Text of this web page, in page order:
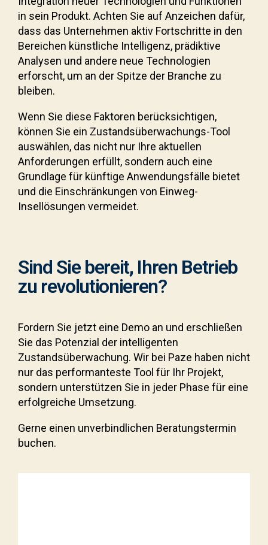
in sein Produkt. Achten Sie auf Anzeichen dafür,
dass das Unternehmen aktiv Fortschritte in den
Bereichen künstliche Intelligenz, prädiktive
Analysen und andere neue Technologien
erforscht, um an der Spitze der Branche zu
bleiben.
Wenn Sie diese Faktoren berücksichtigen,
können Sie ein Zustandsüberwachungs-Tool
auswählen, das nicht nur Ihre aktuellen
Anforderungen erfüllt, sondern auch eine
Grundlage für künftige Anwendungsfälle bietet
und die Einschränkungen von Einweg-
Insellösungen vermeidet.
Sind Sie bereit, Ihren Betrieb
zu revolutionieren?
Fordern Sie jetzt eine Demo an und erschließen
Sie das Potenzial der intelligenten
Zustandsüberwachung. Wir bei Paze haben nicht
nur das performanteste Tool für Ihr Projekt,
sondern unterstützen Sie in jeder Phase für eine
erfolgreiche Umsetzung.
Gerne einen unverbindlichen Beratungstermin
buchen.